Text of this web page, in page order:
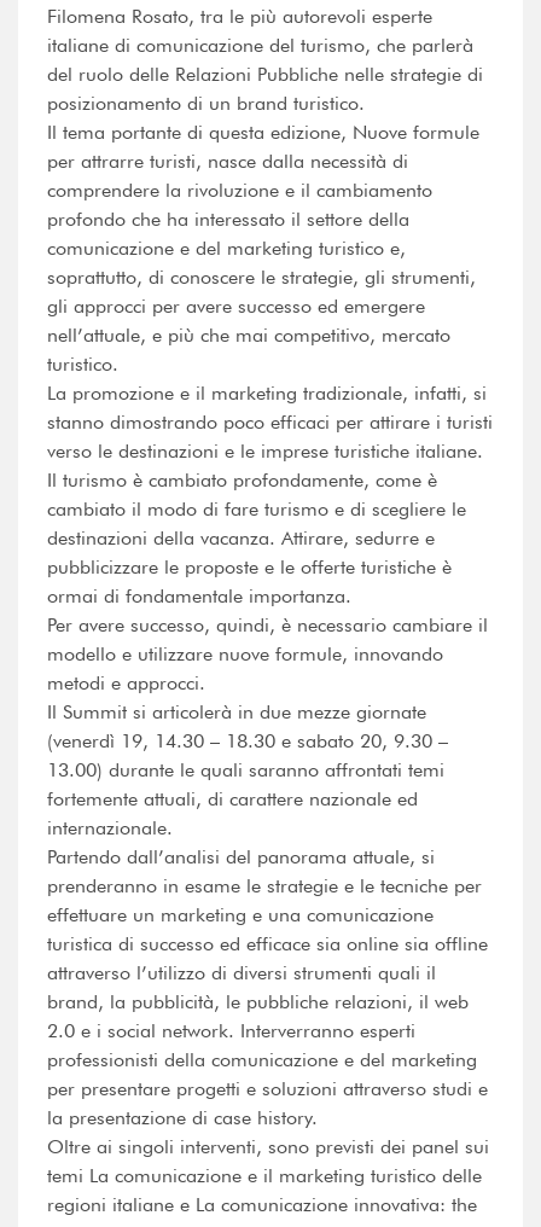
Filomena Rosato, tra le più autorevoli esperte
italiane di comunicazione del turismo, che parlerà
del ruolo delle Relazioni Pubbliche nelle strategie di
posizionamento di un brand turistico.
Il tema portante di questa edizione, Nuove formule
per attrarre turisti, nasce dalla necessità di
comprendere la rivoluzione e il cambiamento
profondo che ha interessato il settore della
comunicazione e del marketing turistico e,
soprattutto, di conoscere le strategie, gli strumenti,
gli approcci per avere successo ed emergere
nell’attuale, e più che mai competitivo, mercato
turistico.
La promozione e il marketing tradizionale, infatti, si
stanno dimostrando poco efficaci per attirare i turisti
verso le destinazioni e le imprese turistiche italiane.
Il turismo è cambiato profondamente, come è
cambiato il modo di fare turismo e di scegliere le
destinazioni della vacanza. Attirare, sedurre e
pubblicizzare le proposte e le offerte turistiche è
ormai di fondamentale importanza.
Per avere successo, quindi, è necessario cambiare il
modello e utilizzare nuove formule, innovando
metodi e approcci.
Il Summit si articolerà in due mezze giornate
(venerdì 19, 14.30 – 18.30 e sabato 20, 9.30 –
13.00) durante le quali saranno affrontati temi
fortemente attuali, di carattere nazionale ed
internazionale.
Partendo dall’analisi del panorama attuale, si
prenderanno in esame le strategie e le tecniche per
effettuare un marketing e una comunicazione
turistica di successo ed efficace sia online sia offline
attraverso l’utilizzo di diversi strumenti quali il
brand, la pubblicità, le pubbliche relazioni, il web
2.0 e i social network. Interverranno esperti
professionisti della comunicazione e del marketing
per presentare progetti e soluzioni attraverso studi e
la presentazione di case history.
Oltre ai singoli interventi, sono previsti dei panel sui
temi La comunicazione e il marketing turistico delle
regioni italiane e La comunicazione innovativa: the